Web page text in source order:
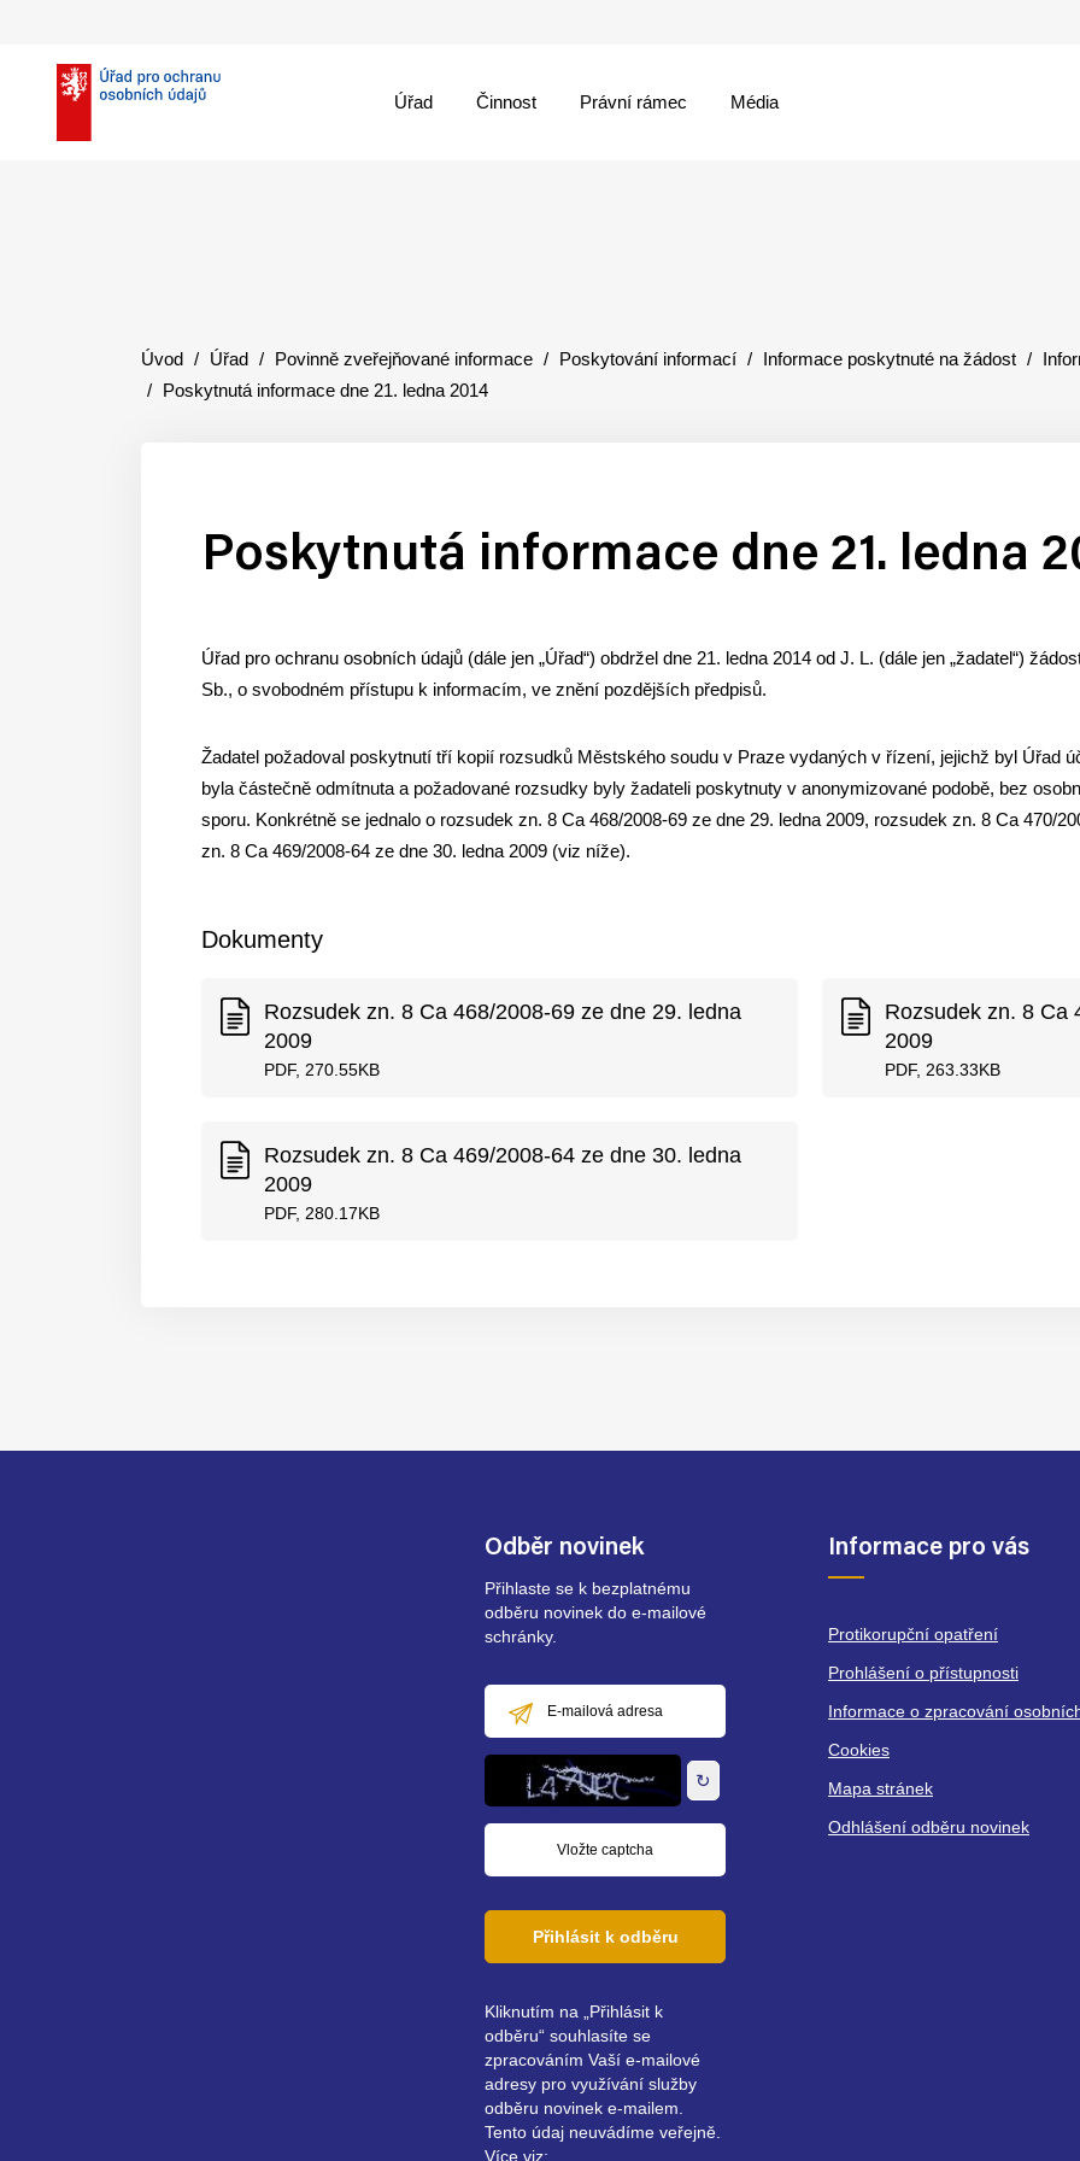
Úřad Činnost Právní rámec Média
Úvod Úřad Povinně zveřejňované informace Poskytování informací Informace poskytnuté na žádost
Poskytnutá informace dne 21. ledna 2014
Poskytnutá informace dne 21. ledna
Úřad pro ochranu osobních údajů (dále jen „Úřad“) obdržel dne 21. ledna 2014 od J. L. (dále jen „žadatel“)
Sb., o svobodném přístupu k informacím, ve znění pozdějších předpisů.
Žadatel požadoval poskytnutí tří kopií rozsudků Městského soudu v Praze vydaných v řízení, jejichž byl Úřad
byla částečně odmítnuta a požadované rozsudky byly žadateli poskytnuty v anonymizované podobě, bez
sporu. Konkrétně se jednalo o rozsudek zn. 8 Ca 468/2008-69 ze dne 29. ledna 2009, rozsudek zn. 8 Ca 470/
zn. 8 Ca 469/2008-64 ze dne 30. ledna 2009 (viz níže).
Dokumenty
Rozsudek zn. 8 Ca 468/2008-69 ze dne 29. ledna
2009
PDF, 270.55KB
Rozsudek zn. 8 Ca
2009
PDF, 263.33KB
Rozsudek zn. 8 Ca 469/2008-64 ze dne 30. ledna
2009
PDF, 280.17KB
Odběr novinek
Přihlaste se k bezplatnému
odběru novinek do e-mailové
schránky.
mailová
adresa
↻
Přihlásit k odběru
Kliknutím na „Přihlásit k
odběru“ souhlasíte se
zpracováním Vaší e-mailové
adresy pro využívání služby
odběru novinek e-mailem.
Tento údaj neuvádíme veřejně.
Více viz:
Informace pro vás
Protikorupční opatření
Prohlášení o přístupnosti
Informace o zpracování
Cookies
Mapa stránek
Odhlášení odběru novinek